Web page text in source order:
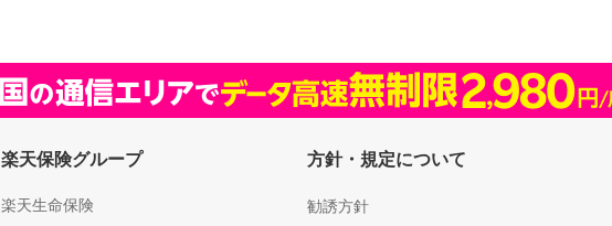
楽天保険グループ
楽天生命保険
方針・規定について
勧誘方針